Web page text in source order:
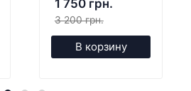
1 750 грн.
3 200 грн.
В корзину